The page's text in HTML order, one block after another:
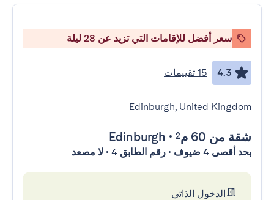
سعر أفضل للإقامات التي تزيد عن 28 ليلة
4.3 15 تقييمات
Edinburgh, United Kingdom
شقة من 60 م² •
Edinburgh
بحد أقصى 4 ضيوف • رقم الطابق 4 • لا مصعد
الدخول الذاتي